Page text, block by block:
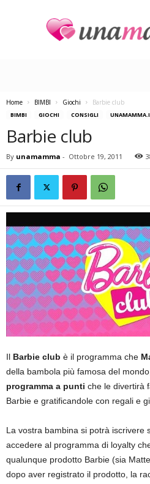
Home BIMBI Giochi Barbie club
BIMBI GIOCHI CONSIGLI
Barbie club
By unamamma - Ottobre 19, 2011
Il Barbie club è il programma che
della bambola più famosa del
programma a punti che le divertirà
Barbie e gratificandole con regali e
La vostra bambina si potrà iscrivere
accedere al programma di loyalty
qualunque prodotto Barbie (sia
dopo aver registrato il prodotto, la